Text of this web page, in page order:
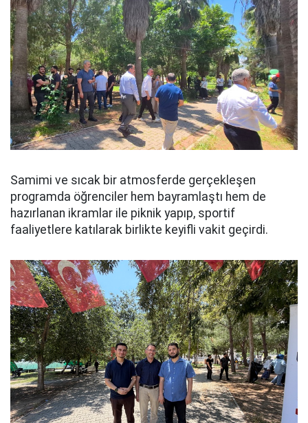
Samimi ve sıcak bir atmosferde gerçekleşen
programda öğrenciler hem bayramlaştı hem de
hazırlanan ikramlar ile piknik yapıp, sportif
faaliyetlere katılarak birlikte keyifli vakit geçirdi.